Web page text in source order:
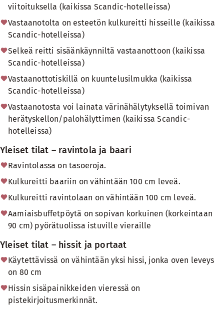
viitoituksella (kaikissa Scandic-hotelleissa)
Vastaanotolta on esteetön kulkureitti hisseille (kaikissa
Scandic-hotelleissa)
Selkeä reitti sisäänkäynniltä vastaanottoon (kaikissa
Scandic-hotelleissa)
Vastaanottotiskillä on kuuntelusilmukka (kaikissa
Scandic-hotelleissa)
Vastaanotosta voi lainata värinähälytyksellä toimivan
herätyskellon/palohälyttimen (kaikissa Scandic-
hotelleissa)
Yleiset tilat – ravintola ja baari
Ravintolassa on tasoeroja.
Kulkureitti baariin on vähintään 100 cm leveä.
Kulkureitti ravintolaan on vähintään 100 cm leveä.
Aamiaisbuffetpöytä on sopivan korkuinen (korkeintaan
90 cm) pyörätuolissa istuville vieraille
Yleiset tilat – hissit ja portaat
Käytettävissä on vähintään yksi hissi, jonka oven leveys
on 80 cm
Hissin sisäpainikkeiden vieressä on
pistekirjoitusmerkinnät.